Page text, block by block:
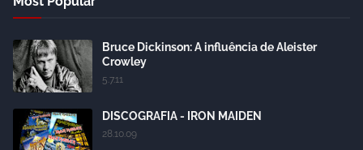
Bruce Dickinson: A influência de Aleister
Crowley
5.7.11
DISCOGRAFIA - IRON MAIDEN
28.10.09